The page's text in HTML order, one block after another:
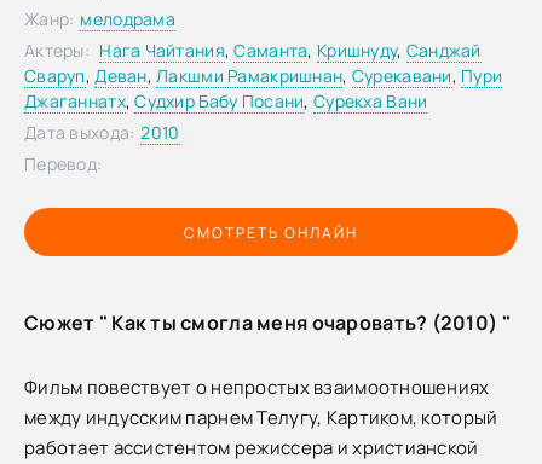
СМОТРЕТЬ ОНЛАЙН
Жанр: мелодрама
Актеры: Нага Чайтания,Саманта, Кришнуду, Санджай
Сваруп,Деван,Лакшми Рамакришнан, Сурекавани, Пури
Джаганнатх,Судхир Бабу Посани, Сурекха Вани
Дата выхода: 2010
Перевод:
Сюжет " Как ты смогла меня очаровать? (2010) "
Фильм повествует о непростых взаимоотношениях
между индусским парнем Телугу, Картиком, который
работает ассистентом режиссера и христианской